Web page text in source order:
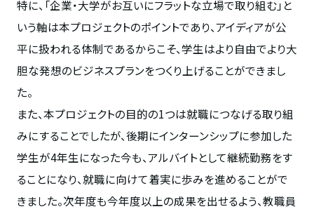
特に、「企業・大学がお互いにフラットな立場で取り組む」と
いう軸は本プロジェクトのポイントであり、アイディアが公
平に扱われる体制であるからこそ、学生はより自由でより大
胆な発想のビジネスプランをつくり上げることができまし
た。
また、本プロジェクトの目的の1つは就職につなげる取り組
みにすることでしたが、後期にインターンシップに参加した
学生が4年生になった今も、アルバイトとして継続勤務をす
ることになり、就職に向けて着実に歩みを進めることがで
きました。次年度も今年度以上の成果を出せるよう、教職員